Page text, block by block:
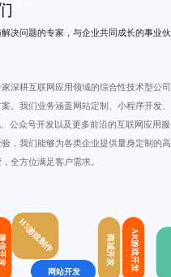
决问题的专家，与企业共同成长的事业
深耕互联网应用领域的综合性技术型公
。我们业务涵盖 网站定制 、小程序开发、
、公众号开发以及更多前沿的互联网应用
，我们能够为各类企业提供量身定制的
全方位满足客户需求。
发 H5游戏制作
网站开发
商城开发 AR游戏开发